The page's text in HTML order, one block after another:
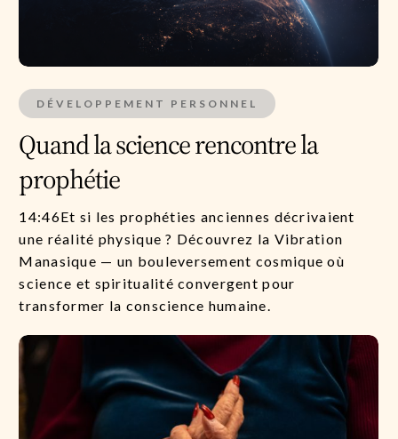
DÉVELOPPEMENT PERSONNEL
Quand la science rencontre la
prophétie
14:46Et si les prophéties anciennes décrivaient
une réalité physique ? Découvrez la Vibration
Manasique — un bouleversement cosmique où
science et spiritualité convergent pour
transformer la conscience humaine.